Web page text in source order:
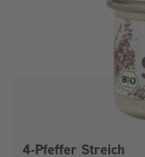
4-Pfeffer Streich